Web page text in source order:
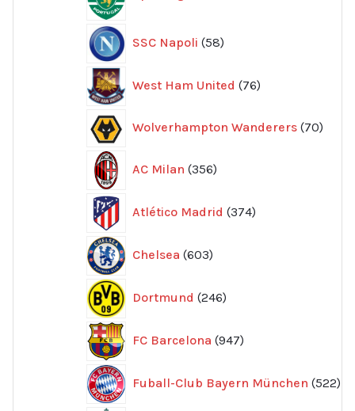
SSC Napoli 58
produkter
West Ham United 76
produkter
Wolverhampton Wanderers 70
AC Milan 356
produkter
Atlético Madrid 374
produkter
Chelsea 603
produkter
Dortmund 246
produkter
FC Barcelona 947
produkter
Fuball-Club Bayern München 522